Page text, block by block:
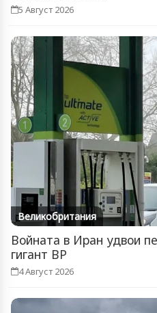
5 Август 2026
Великобритания
Войната в Иран удвои
гигант BP
4 Август 2026